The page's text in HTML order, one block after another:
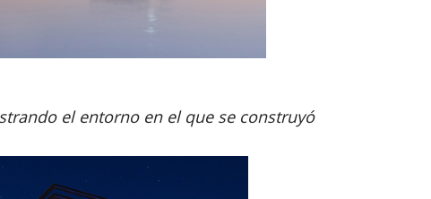
el entorno en el que se construyó